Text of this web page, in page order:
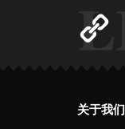
关于我们